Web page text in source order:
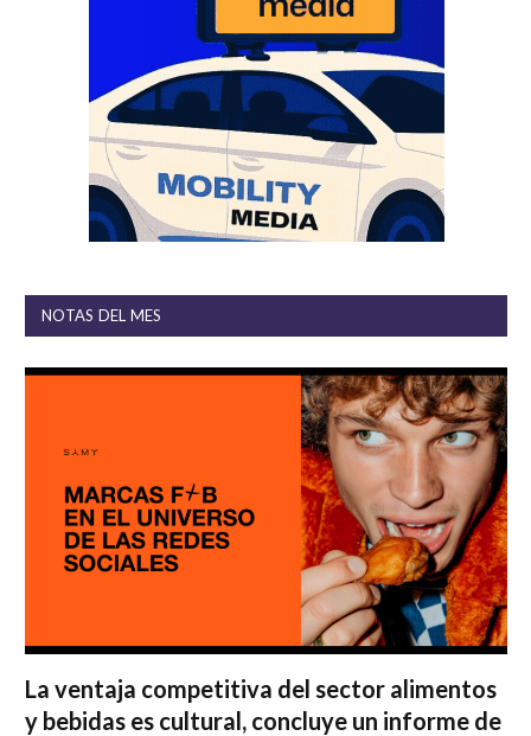
NOTAS DEL MES
La ventaja competitiva del sector alimentos
y bebidas es cultural, concluye un informe de